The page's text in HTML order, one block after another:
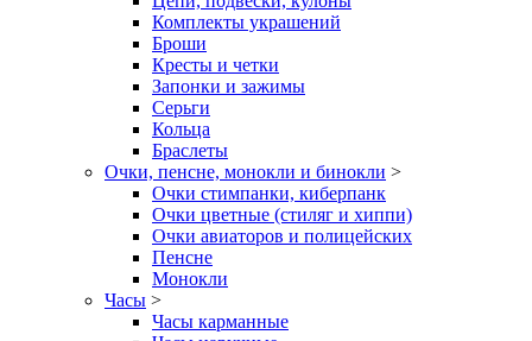
Комплекты украшений
Броши
Кресты и четки
Запонки и зажимы
Серьги
Кольца
Браслеты
Очки, пенсне, монокли и бинокли >
Очки стимпанки, киберпанк
Очки цветные (стиляг и хиппи)
Очки авиаторов и полицейских
Пенсне
Монокли
Часы >
Часы карманные